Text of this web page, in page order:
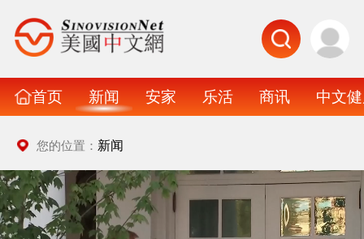
首页 新闻 安家 乐活 商讯 中文
您的位置： 新闻